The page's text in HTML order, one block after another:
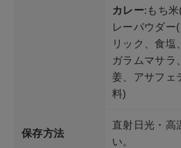
カレー:もち
レーパウダー
リック、食塩
ガラムマサラ
姜、アサフェ
料)
保存方法
直射日光・高
い。